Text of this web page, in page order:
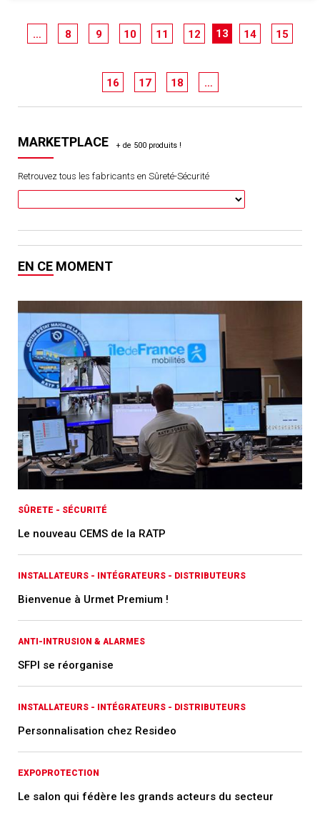
… 8 9 10 11 12 13 14 15
16 17 18 …
MARKETPLACE
Retrouvez tous les fabricants en Sûreté-Sécurité
EN CE MOMENT
SÛRETE - SÉCURITÉ
Le nouveau CEMS de la RATP
INSTALLATEURS - INTÉGRATEURS - DISTRIBUTEURS
Bienvenue à Urmet Premium !
ANTI-INTRUSION & ALARMES
SFPI se réorganise
INSTALLATEURS - INTÉGRATEURS - DISTRIBUTEURS
Personnalisation chez Resideo
EXPOPROTECTION
Le salon qui fédère les grands acteurs du secteur